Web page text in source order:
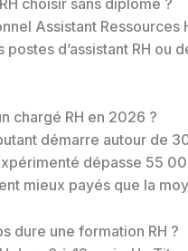
Assistant
postes d’assistant RH
chargé RH en 2026 ?
démarre autour de
dépasse 55
mieux payés que la
dure une formation RH ?